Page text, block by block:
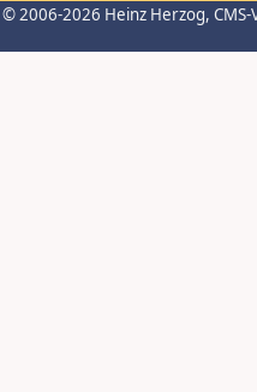
© 2006-2026 Heinz Herzog,